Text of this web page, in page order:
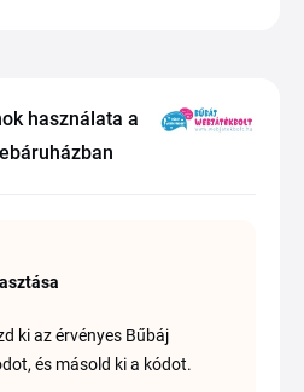
használata a
ki az érvényes Bűbáj
és másold ki a kódot.